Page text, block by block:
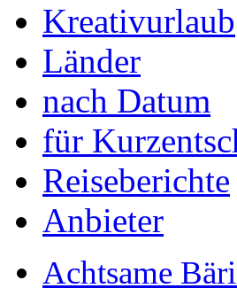
Kreativurlaub
Länder
nach Datum
für
Reiseberichte
Anbieter
Achtsame